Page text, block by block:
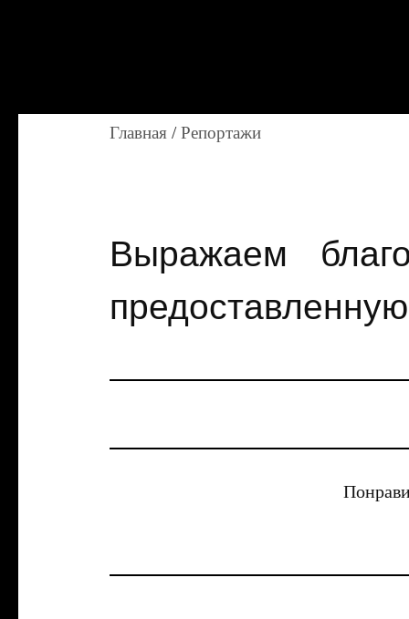
Главная /Репортажи
Выражаем